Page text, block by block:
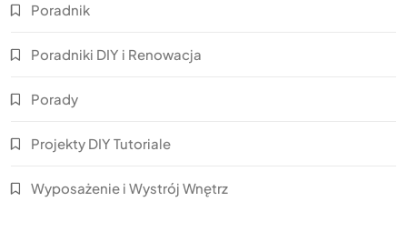
Poradnik
Poradniki DIY i Renowacja
Porady
Projekty DIY Tutoriale
Wyposażenie i Wystrój Wnętrz